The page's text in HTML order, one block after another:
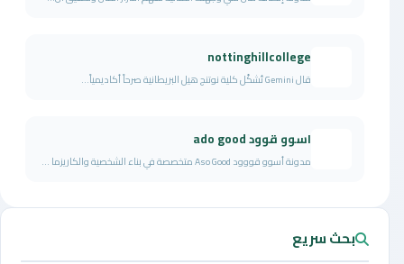
nottinghillcollege
قال Gemini تُشكّل كلية نوتنج هيل البريطانية صرحاً أكاديمياً...
اسوو قوود ado good
مدونة أسوو قووود Aso Good متخصصة في بناء الشخصية والكاريزما ...
بحث سريع